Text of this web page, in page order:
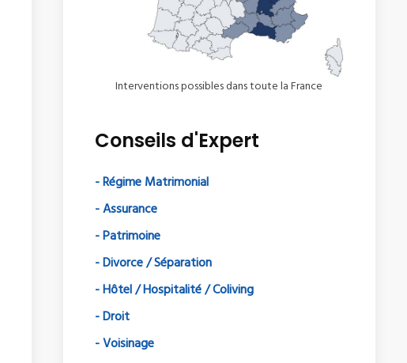
Interventions possibles dans toute la France
Conseils d'Expert
- Régime Matrimonial
- Assurance
- Patrimoine
- Divorce / Séparation
- Hôtel / Hospitalité / Coliving
- Droit
- Voisinage